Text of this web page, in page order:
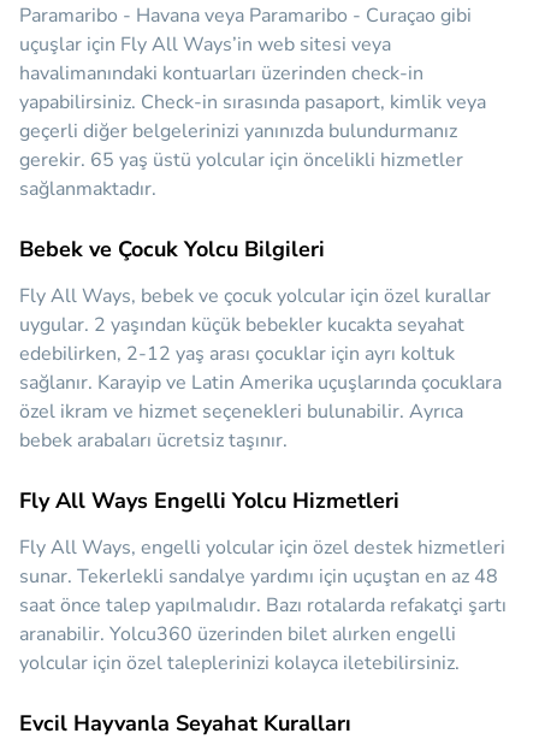
Paramaribo - Havana veya Paramaribo - Curaçao gibi
uçuşlar için Fly All Ways’in web sitesi veya
havalimanındaki kontuarları üzerinden check-in
yapabilirsiniz. Check-in sırasında pasaport, kimlik veya
geçerli diğer belgelerinizi yanınızda bulundurmanız
gerekir. 65 yaş üstü yolcular için öncelikli hizmetler
sağlanmaktadır.
Bebek ve Çocuk Yolcu Bilgileri
Fly All Ways, bebek ve çocuk yolcular için özel kurallar
uygular. 2 yaşından küçük bebekler kucakta seyahat
edebilirken, 2-12 yaş arası çocuklar için ayrı koltuk
sağlanır. Karayip ve Latin Amerika uçuşlarında çocuklara
özel ikram ve hizmet seçenekleri bulunabilir. Ayrıca
bebek arabaları ücretsiz taşınır.
Fly All Ways Engelli Yolcu Hizmetleri
Fly All Ways, engelli yolcular için özel destek hizmetleri
sunar. Tekerlekli sandalye yardımı için uçuştan en az 48
saat önce talep yapılmalıdır. Bazı rotalarda refakatçi şartı
aranabilir. Yolcu360 üzerinden bilet alırken engelli
yolcular için özel taleplerinizi kolayca iletebilirsiniz.
Evcil Hayvanla Seyahat Kuralları